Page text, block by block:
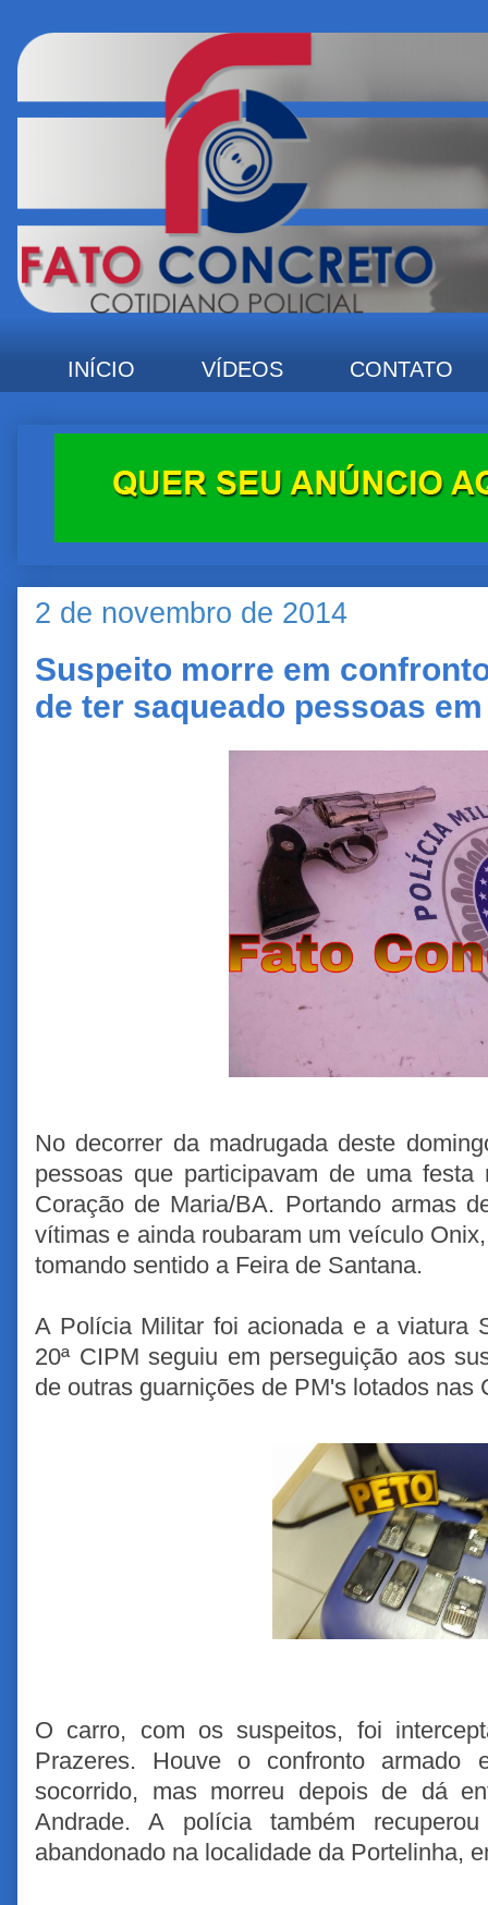
INÍCIO VÍDEOS CONTATO
2 de novembro de 2014
Suspeito morre em
de ter saqueado pessoas
No decorrer da madrugada deste
pessoas que participavam de uma
Coração de Maria/BA. Portando armas
vítimas e ainda roubaram um veículo
tomando sentido a Feira de Santana.
A Polícia Militar foi acionada e a viatura
20ª CIPM seguiu em perseguição aos
de outras guarnições de PM's lotados nas
O carro, com os suspeitos, foi
Prazeres. Houve o confronto
socorrido, mas morreu depois de dá
Andrade. A polícia também
abandonado na localidade da Portelinha,